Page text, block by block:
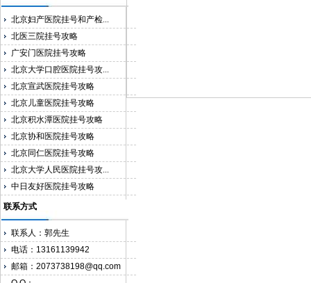
北京妇产医院挂号和产检...
北医三院挂号攻略
广安门医院挂号攻略
北京大学口腔医院挂号攻...
北京宣武医院挂号攻略
北京儿童医院挂号攻略
北京积水潭医院挂号攻略
北京协和医院挂号攻略
北京同仁医院挂号攻略
北京大学人民医院挂号攻...
中日友好医院挂号攻略
联系方式
联系人：郭先生
电话：13161139942
邮箱：2073738198@qq.com